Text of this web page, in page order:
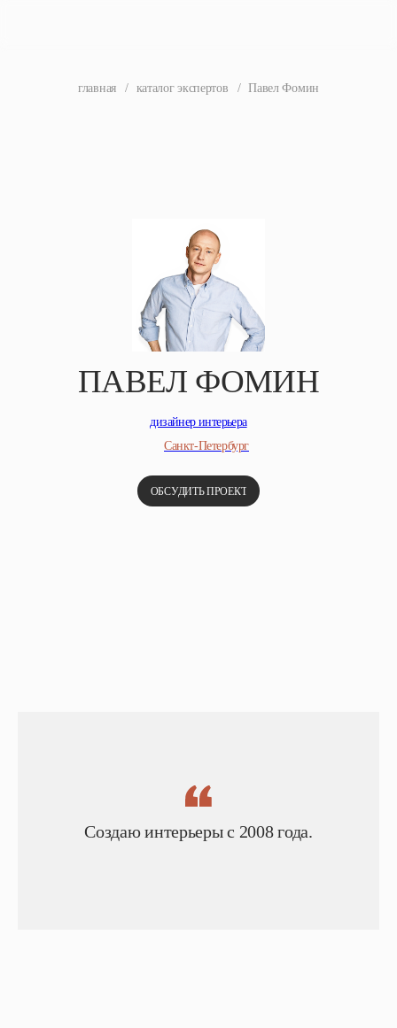
главная / каталог экспертов / Павел Фомин
ПАВЕЛ ФОМИН
дизайнер интерьера
Санкт-Петербург
ОБСУДИТЬ ПРОЕКТ
Создаю интерьеры с 2008 года.